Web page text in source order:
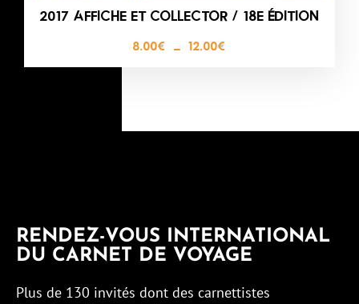
2017 AFFICHE ET COLLECTOR / 18E ÉDITION
8.00€ – 12.00€
RENDEZ-VOUS INTERNATIONAL
DU CARNET DE VOYAGE
Plus de 130 invités dont des carnettistes